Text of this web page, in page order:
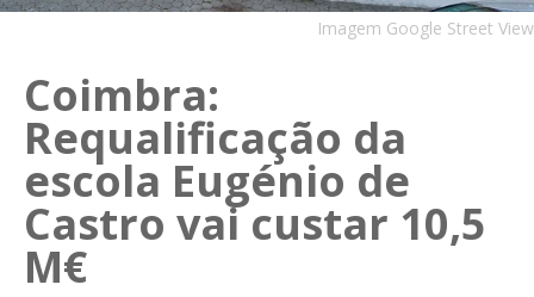
Imagem Google Street View
Coimbra:
Requalificação da
escola Eugénio de
Castro vai custar 10,5
M€